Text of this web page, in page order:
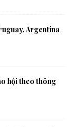
Argentina
hội theo thông